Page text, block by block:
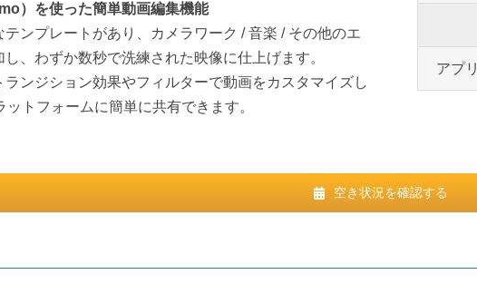
）を使った簡単動画編集機能
ンプレートがあり、カメラワーク / 音楽 / その他のエ
、わずか数秒で洗練された映像に仕上げます。
ンジション効果やフィルターで動画をカスタマイズし
トフォームに簡単に共有できます。
アプリ
空き状況を確認する